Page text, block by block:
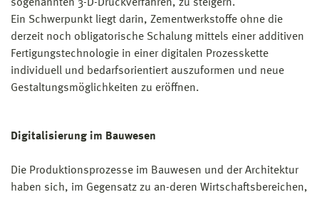
sogenannten 3-D-Druckverfahren, zu steigern.
Ein Schwerpunkt liegt darin, Zementwerkstoffe ohne die
derzeit noch obligatorische Schalung mittels einer additiven
Fertigungstechnologie in einer digitalen Prozesskette
individuell und bedarfsorientiert auszuformen und neue
Gestaltungsmöglichkeiten zu eröffnen.
Digitalisierung im Bauwesen
Die Produktionsprozesse im Bauwesen und der Architektur
haben sich, im Gegensatz zu an-deren Wirtschaftsbereichen,